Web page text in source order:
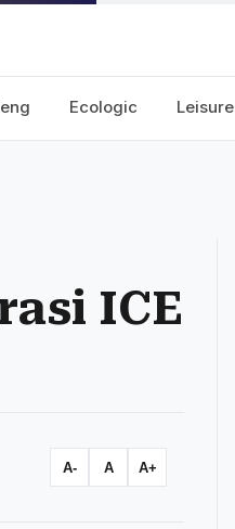
Ecologic Leisure
ICE
A- A A+